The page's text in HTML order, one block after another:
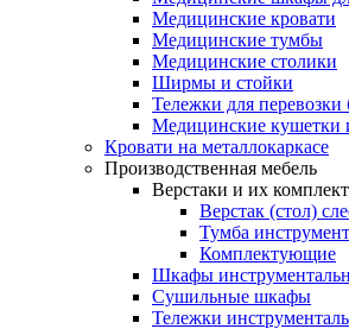
Медицинские кровати
Медицинские тумбы
Медицинские столики
Ширмы и стойки
Тележки для
Медицинские кушетки
Кровати на металлокаркасе
Производственная мебель
Верстаки и их
Верстак (стол)
Тумба
Комплектующие
Шкафы
Сушильные шкафы
Тележки